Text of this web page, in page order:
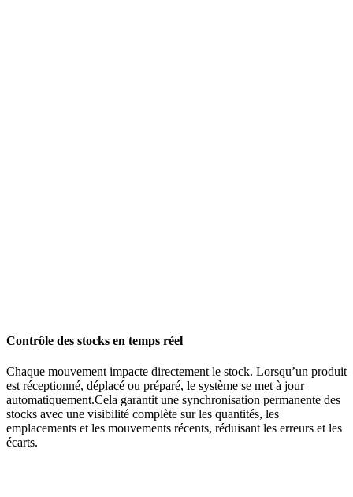
Contrôle des stocks en temps réel
Chaque mouvement impacte directement le stock. Lorsqu’un produit
est réceptionné, déplacé ou préparé, le système se met à jour
automatiquement.Cela garantit une synchronisation permanente des
stocks avec une visibilité complète sur les quantités, les
emplacements et les mouvements récents, réduisant les erreurs et les
écarts.